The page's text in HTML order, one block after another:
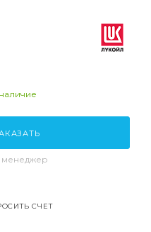
менеджер
СЧЕТ